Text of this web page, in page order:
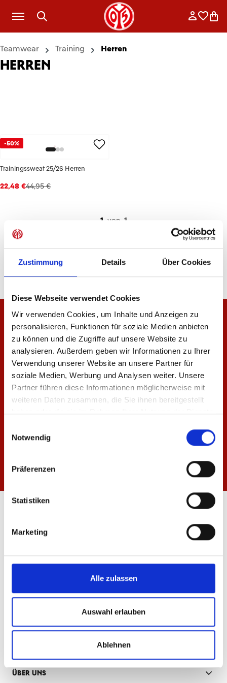
Zustimmung Details Über Cookies
Diese Webseite verwendet Cookies
Wir verwenden Cookies, um Inhalte und Anzeigen zu
personalisieren, Funktionen für soziale Medien anbieten
zu können und die Zugriffe auf unsere Website zu
analysieren. Außerdem geben wir Informationen zu Ihrer
Verwendung unserer Website an unsere Partner für
soziale Medien, Werbung und Analysen weiter. Unsere
Partner führen diese Informationen möglicherweise mit
weiteren Daten zusammen, die Sie ihnen bereitgestellt
haben oder die sie im Rahmen Ihrer Nutzung der Dienste
Notwendig
Präferenzen
Statistiken
Marketing
Alle zulassen
Auswahl erlauben
Ablehnen
Zum Hauptinhalt springen
Teamwear Training Herren
HERREN
-50%
Trainingssweat 25/26 Herren
22,48 €44,95 €
1 von 1
Mo-Fr: 10:00 - 18:30 Uhr
Mo-Fr: 10:00 - 18:30 Uhr
Sa: 10:00 - 16:00 Uhr
INFORMATIONEN & SERVICE
GUTSCHEINE & MITGLIEDERRABATT
ÜBER UNS